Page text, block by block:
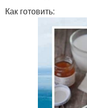
Как готовить: